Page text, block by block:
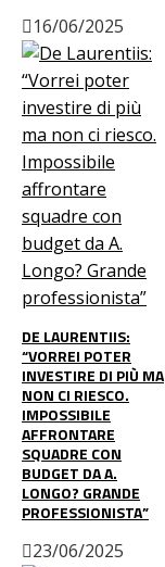
16/06/2025
DE LAURENTIIS:
“VORREI POTER
INVESTIRE DI PIÙ MA
NON CI RIESCO.
IMPOSSIBILE
AFFRONTARE
SQUADRE CON
BUDGET DA A.
LONGO? GRANDE
PROFESSIONISTA”
23/06/2025